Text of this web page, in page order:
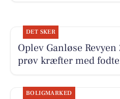
DET SKER
Oplev Ganløse
prøv kræfter med
BOLIGMARKED